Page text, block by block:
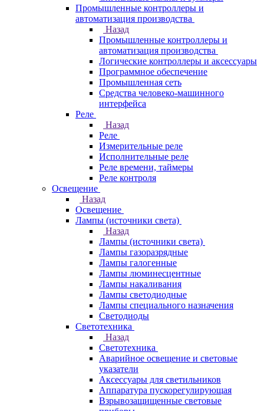
Промышленные контроллеры и
автоматизация производства
Назад
Промышленные контроллеры и
автоматизация производства
Логические контроллеры и аксессуары
Программное обеспечение
Промышленная сеть
Средства человеко-машинного
интерфейса
Реле
Назад
Реле
Измерительные реле
Исполнительные реле
Реле времени, таймеры
Реле контроля
Освещение
Назад
Освещение
Лампы (источники света)
Назад
Лампы (источники света)
Лампы газоразрядные
Лампы галогенные
Лампы люминесцентные
Лампы накаливания
Лампы светодиодные
Лампы специального назначения
Светодиоды
Светотехника
Назад
Светотехника
Аварийное освещение и световые
указатели
Аксессуары для светильников
Аппаратура пускорегулирующая
Взрывозащищенные световые